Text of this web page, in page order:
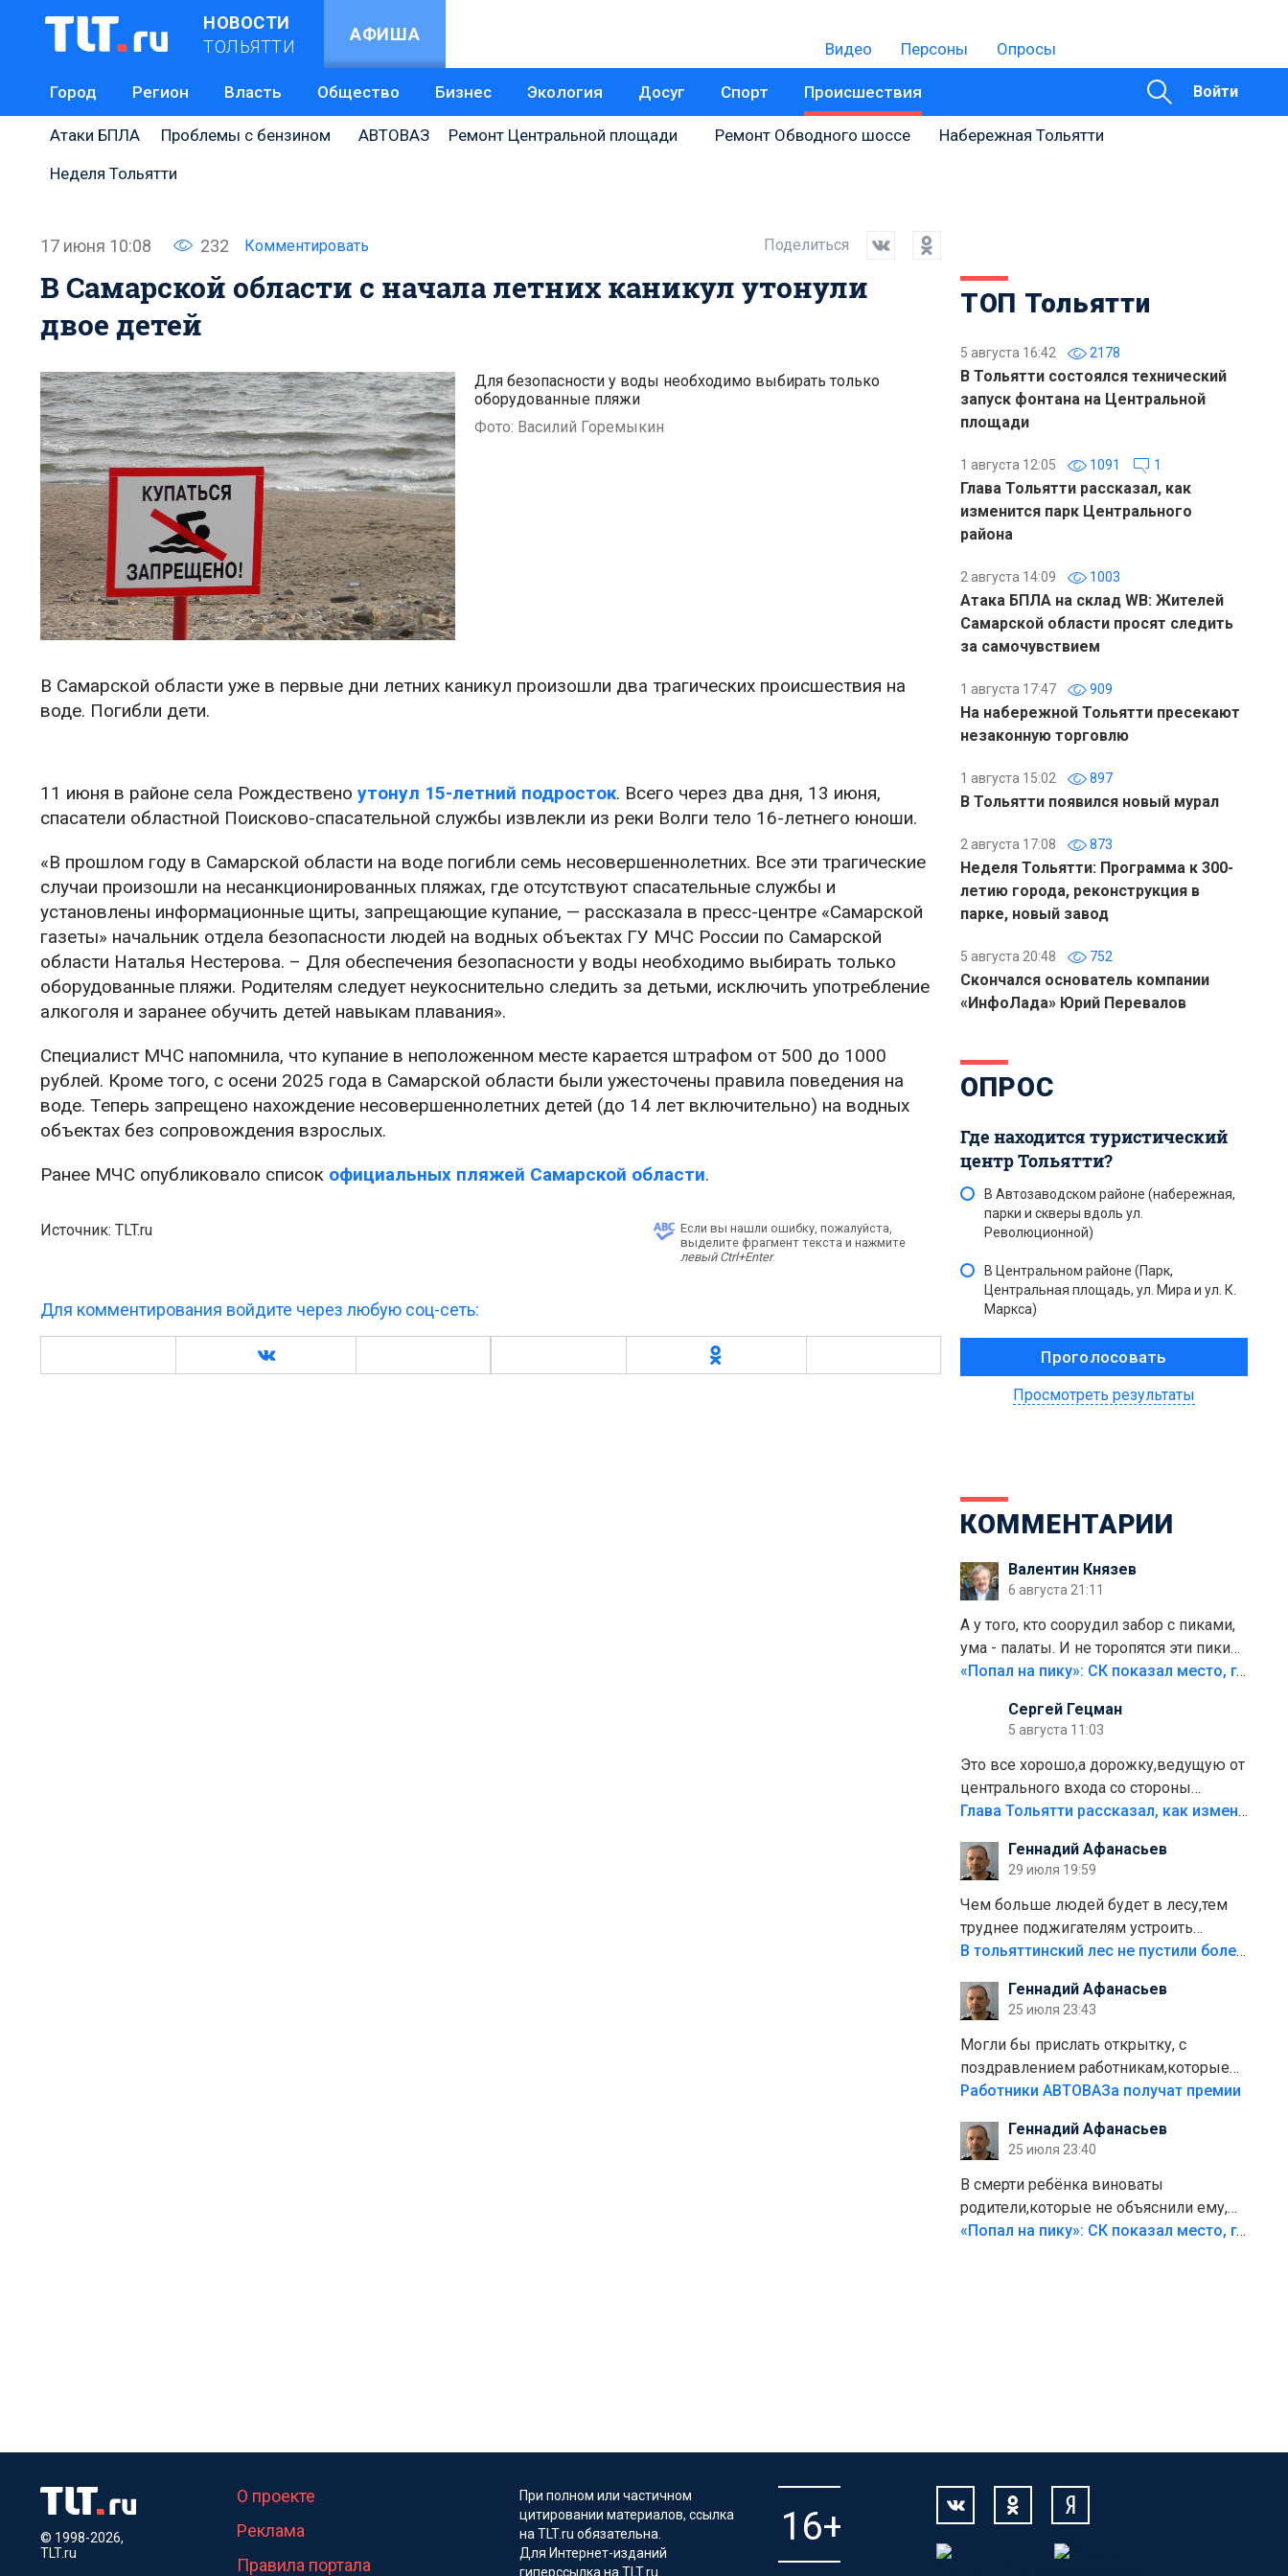
НОВОСТИ
ТОЛЬЯТТИ
АФИША
Видео Персоны Опросы
Город Регион Власть Общество Бизнес Экология Досуг Спорт Происшествия Войти
Атаки БПЛА Проблемы с бензином АВТОВАЗ Ремонт Центральной площади Ремонт Обводного шоссе
Набережная Тольятти
Неделя Тольятти
17 июня 10:08 232 Комментировать Поделиться
В Самарской области с начала летних каникул утонули
двое детей
Для безопасности у воды необходимо выбирать только
оборудованные пляжи
Фото: Василий Горемыкин
В Самарской области уже в первые дни летних каникул произошли два трагических происшествия на
воде. Погибли дети.
11 июня в районе села Рождествено утонул 15-летний подросток. Всего через два дня, 13 июня,
спасатели областной Поисково-спасательной службы извлекли из реки Волги тело 16-летнего юноши.
«В прошлом году в Самарской области на воде погибли семь несовершеннолетних. Все эти трагические
случаи произошли на несанкционированных пляжах, где отсутствуют спасательные службы и
установлены информационные щиты, запрещающие купание, — рассказала в пресс-центре «Самарской
газеты» начальник отдела безопасности людей на водных объектах ГУ МЧС России по Самарской
области Наталья Нестерова. – Для обеспечения безопасности у воды необходимо выбирать только
оборудованные пляжи. Родителям следует неукоснительно следить за детьми, исключить употребление
алкоголя и заранее обучить детей навыкам плавания».
Специалист МЧС напомнила, что купание в неположенном месте карается штрафом от 500 до 1000
рублей. Кроме того, с осени 2025 года в Самарской области были ужесточены правила поведения на
воде. Теперь запрещено нахождение несовершеннолетних детей (до 14 лет включительно) на водных
объектах без сопровождения взрослых.
Ранее МЧС опубликовало список официальных пляжей Самарской области.
Источник: TLT.ru
Если вы нашли ошибку, пожалуйста,
выделите фрагмент текста и нажмите
левый Ctrl+Enter.
Для комментирования войдите через любую соц-сеть:
ТОП Тольятти
5 августа 16:42 2178
В Тольятти состоялся технический
запуск фонтана на Центральной
площади
1 августа 12:05 1091 1
Глава Тольятти рассказал, как
изменится парк Центрального
района
2 августа 14:09 1003
Атака БПЛА на склад WB: Жителей
Самарской области просят следить
за самочувствием
1 августа 17:47 909
На набережной Тольятти пресекают
незаконную торговлю
1 августа 15:02 897
В Тольятти появился новый мурал
2 августа 17:08 873
Неделя Тольятти: Программа к 300-
летию города, реконструкция в
парке, новый завод
5 августа 20:48 752
Скончался основатель компании
«ИнфоЛада» Юрий Перевалов
ОПРОС
Где находится туристический
центр Тольятти?
В Автозаводском районе (набережная,
парки и скверы вдоль ул.
Революционной)
В Центральном районе (Парк,
Центральная площадь, ул. Мира и ул. К.
Маркса)
Просмотреть результаты
КОММЕНТАРИИ
Валентин Князев
6 августа 21:11
А у того, кто соорудил забор с пиками,
ума - палаты. И не торопятся эти пики
срезать
«Попал на пику»: СК показал место, где был смертельно травмирован ребенок в Тольятти
Сергей Гецман
5 августа 11:03
Это все хорошо,а дорожку,ведущую от
центрального входа со стороны
кафе"Мираж" к аттракционам слабо
плитки не хватило,т.к.осенью и зимой
лежала в парке и испортилась.Да
еще,видимо,часть украли.
Глава Тольятти рассказал, как изменится парк Центрального района
Геннадий Афанасьев
29 июля 19:59
Чем больше людей будет в лесу,тем
труднее поджигателям устроить
пожар.Тех кто разводит костры,тех
полно стоит,почему водители всё
равно едут в лес? Штрафы мизерные.
В тольяттинский лес не пустили более тысячи автомобилей
Геннадий Афанасьев
25 июля 23:43
Могли бы прислать открытку, с
поздравлением работникам,которые
больше сорока лет отработали на
Работники АВТОВАЗа получат премии
Геннадий Афанасьев
25 июля 23:40
В смерти ребёнка виноваты
родители,которые не объяснили ему,
что такое хорошо и что такое плохо!
«Попал на пику»: СК показал место, где был смертельно травмирован ребенок в Тольятти
© 1998-2026,
TLT.ru
О проекте
Реклама
Правила портала
При полном или частичном
цитировании материалов, ссылка
на TLT.ru обязательна.
Для Интернет-изданий
гиперссылка на TLT.ru